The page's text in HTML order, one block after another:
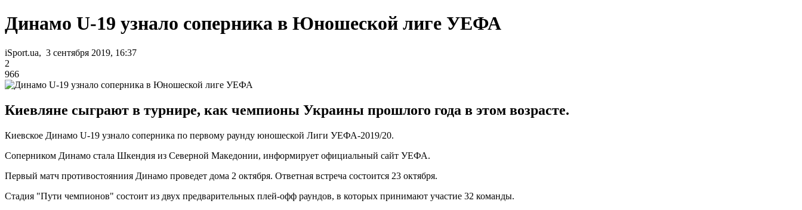
Динамо U-19 узнало соперника в Юношеской лиге УЕФА
iSport.ua, 3 сентября 2019, 16:37
2
966
Киевляне сыграют в турнире, как чемпионы Украины прошлого года в этом возрасте.
Киевское Динамо U-19 узнало соперника по первому раунду юношеской Лиги УЕФА-2019/20.
Соперником Динамо стала Шкендия из Северной Македонии, информирует официальный сайт УЕФА.
Первый матч противостояниия Динамо проведет дома 2 октября. Ответная встреча состоится 23 октября.
Стадия "Пути чемпионов" состоит из двух предварительных плей-офф раундов, в которых принимают участие 32 команды.